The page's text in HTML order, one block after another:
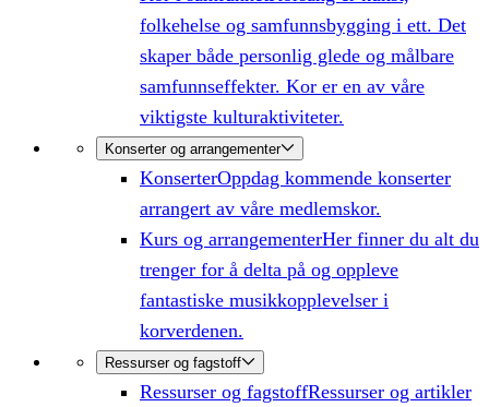
folkehelse og samfunnsbygging i ett. Det
skaper både personlig glede og målbare
samfunnseffekter. Kor er en av våre
viktigste kulturaktiviteter.
Konserter og arrangementer
KonserterOppdag kommende konserter
arrangert av våre medlemskor.
Kurs og arrangementerHer finner du alt du
trenger for å delta på og oppleve
fantastiske musikkopplevelser i
korverdenen.
Ressurser og fagstoff
Ressurser og fagstoffRessurser og artikler